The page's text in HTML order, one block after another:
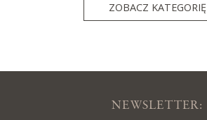
ZOBACZ KATEGORIĘ
NEWSLETTER: